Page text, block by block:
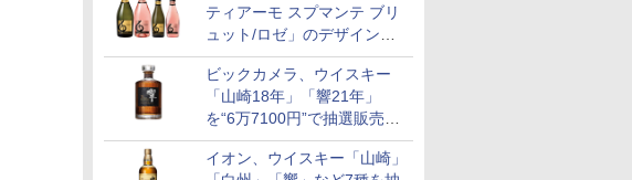
ティアーモ スプマンテ ブリ
ュット/ロゼ」のデザインを
リニューアル。ハーフボトル
も登場
ビックカメラ、ウイスキー
「山崎18年」「響21年」
を“6万7100円”で抽選販売。
店頭で9日まで受付
イオン、ウイスキー「山崎」